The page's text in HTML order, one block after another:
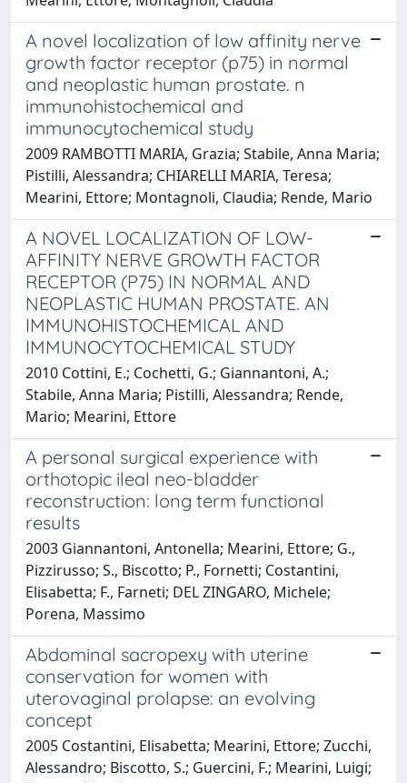
A novel localization of low affinity nerve
growth factor receptor (p75) in normal
and neoplastic human prostate. n
immunohistochemical and
immunocytochemical study
2009 RAMBOTTI MARIA, Grazia; Stabile, Anna Maria;
Pistilli, Alessandra; CHIARELLI MARIA, Teresa;
Mearini, Ettore; Montagnoli, Claudia; Rende, Mario
A NOVEL LOCALIZATION OF LOW-
AFFINITY NERVE GROWTH FACTOR
RECEPTOR (P75) IN NORMAL AND
NEOPLASTIC HUMAN PROSTATE. AN
IMMUNOHISTOCHEMICAL AND
IMMUNOCYTOCHEMICAL STUDY
2010 Cottini, E.; Cochetti, G.; Giannantoni, A.;
Stabile, Anna Maria; Pistilli, Alessandra; Rende,
Mario; Mearini, Ettore
A personal surgical experience with
orthotopic ileal neo-bladder
reconstruction: long term functional
results
2003 Giannantoni, Antonella; Mearini, Ettore; G.,
Pizzirusso; S., Biscotto; P., Fornetti; Costantini,
Elisabetta; F., Farneti; DEL ZINGARO, Michele;
Porena, Massimo
Abdominal sacropexy with uterine
conservation for women with
uterovaginal prolapse: an evolving
concept
2005 Costantini, Elisabetta; Mearini, Ettore; Zucchi,
Alessandro; Biscotto, S.; Guercini, F.; Mearini, Luigi;